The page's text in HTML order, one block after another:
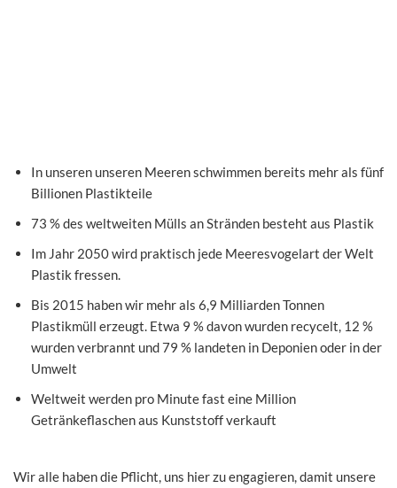
In unseren unseren Meeren schwimmen bereits mehr als fünf
Billionen Plastikteile
73 % des weltweiten Mülls an Stränden besteht aus Plastik
Im Jahr 2050 wird praktisch jede Meeresvogelart der Welt
Plastik fressen.
Bis 2015 haben wir mehr als 6,9 Milliarden Tonnen
Plastikmüll erzeugt. Etwa 9 % davon wurden recycelt, 12 %
wurden verbrannt und 79 % landeten in Deponien oder in der
Umwelt
Weltweit werden pro Minute fast eine Million
Getränkeflaschen aus Kunststoff verkauft
Wir alle haben die Pflicht, uns hier zu engagieren, damit unsere